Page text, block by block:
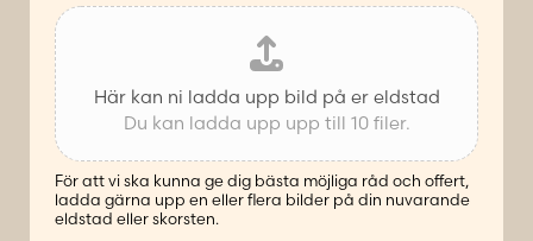
Här kan ni ladda upp bild på er eldstad
Du kan ladda upp upp till 10 filer.
För att vi ska kunna ge dig bästa möjliga råd och offert,
ladda gärna upp en eller flera bilder på din nuvarande
eldstad eller skorsten.